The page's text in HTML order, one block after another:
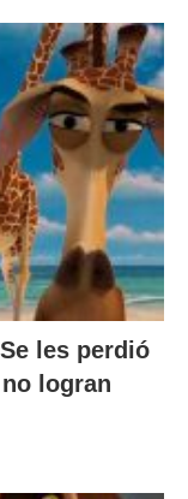
les perdió
logran